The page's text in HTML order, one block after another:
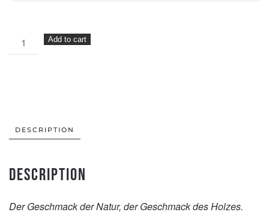
ICARE
GRILL
Add to cart
DESCRIPTION
Description
Der Geschmack der Natur, der Geschmack des Holzes.